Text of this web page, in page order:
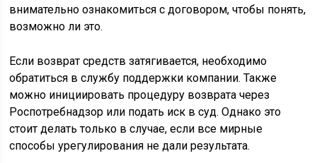
внимательно ознакомиться с договором, чтобы понять,
возможно ли это.
Если возврат средств затягивается, необходимо
обратиться в службу поддержки компании. Также
можно инициировать процедуру возврата через
Роспотребнадзор или подать иск в суд. Однако это
стоит делать только в случае, если все мирные
способы урегулирования не дали результата.